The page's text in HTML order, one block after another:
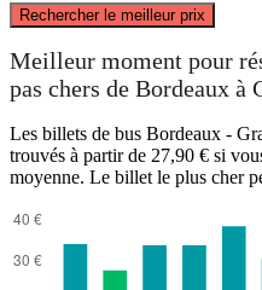
Rechercher le meilleur prix
Bordeaux
Meilleur moment pour
pas chers de Bordeaux à
Les billets de bus Bordeaux -
trouvés à partir de 27,90 € si
moyenne. Le billet le plus cher